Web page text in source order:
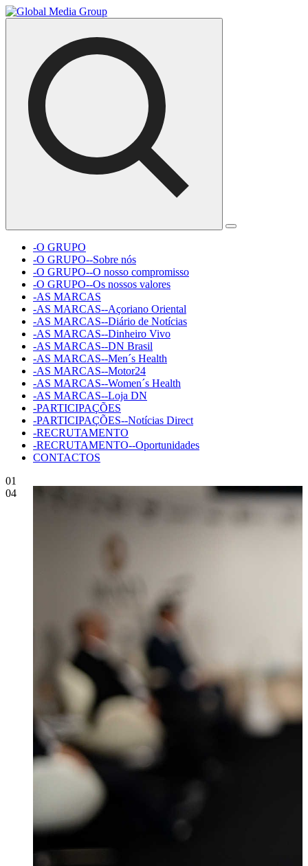
-O GRUPO
-O GRUPO--Sobre nós
-O GRUPO--O nosso compromisso
-O GRUPO--Os nossos valores
-AS MARCAS
-AS MARCAS--Açoriano Oriental
-AS MARCAS--Diário de Notícias
-AS MARCAS--Dinheiro Vivo
-AS MARCAS--DN Brasil
-AS MARCAS--Men´s Health
-AS MARCAS--Motor24
-AS MARCAS--Women´s Health
-AS MARCAS--Loja DN
-PARTICIPAÇÕES
-PARTICIPAÇÕES--Notícias Direct
-RECRUTAMENTO
-RECRUTAMENTO--Oportunidades
CONTACTOS
01
04